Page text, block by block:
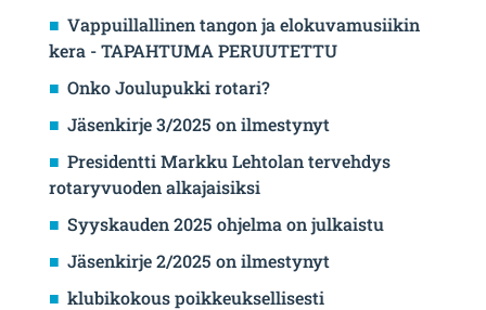
Vappuillallinen tangon ja elokuvamusiikin
kera - TAPAHTUMA PERUUTETTU
Onko Joulupukki rotari?
Jäsenkirje 3/2025 on ilmestynyt
Presidentti Markku Lehtolan tervehdys
rotaryvuoden alkajaisiksi
Syyskauden 2025 ohjelma on julkaistu
Jäsenkirje 2/2025 on ilmestynyt
klubikokous poikkeuksellisesti